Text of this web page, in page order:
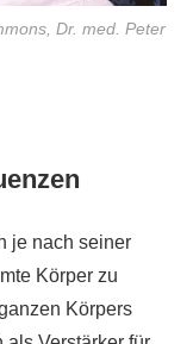
Dr. med. Peter
je nach seiner
Körper zu
Körpers